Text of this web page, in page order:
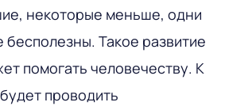
некоторые меньше, одни
Такое развитие
помогать человечеству. К
проводить